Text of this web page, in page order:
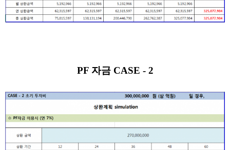
PF 자금 CASE - 2